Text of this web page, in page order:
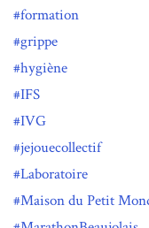
formation
grippe
hygiène
IFS
IVG
jejouecollectif
Laboratoire
Maison du Petit